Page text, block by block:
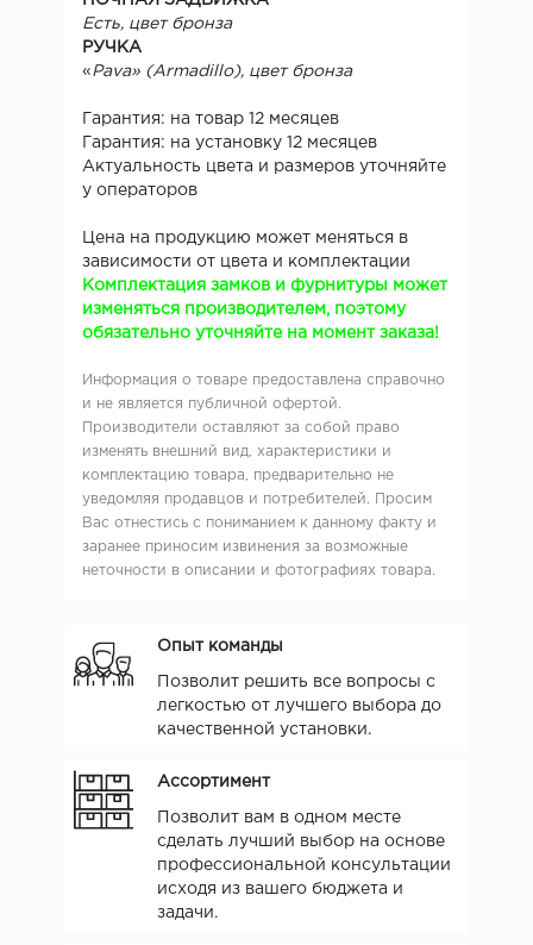
Есть, цвет бронза
РУЧКА
«Pava» (Armadillo), цвет бронза
Гарантия: на товар 12 месяцев
Гарантия: на установку 12 месяцев
Актуальность цвета и размеров уточняйте
у операторов
Цена на продукцию может меняться в
зависимости от цвета и комплектации
Комплектация замков и фурнитуры может
изменяться производителем, поэтому
обязательно уточняйте на момент заказа!
Информация о товаре предоставлена справочно
и не является публичной офертой.
Производители оставляют за собой право
изменять внешний вид, характеристики и
комплектацию товара, предварительно не
уведомляя продавцов и потребителей. Просим
Вас отнестись с пониманием к данному факту и
заранее приносим извинения за возможные
неточности в описании и фотографиях товара.
Опыт команды
Позволит решить все вопросы с
легкостью от лучшего выбора до
качественной установки.
Ассортимент
Позволит вам в одном месте
сделать лучший выбор на основе
профессиональной консультации
исходя из вашего бюджета и
задачи.